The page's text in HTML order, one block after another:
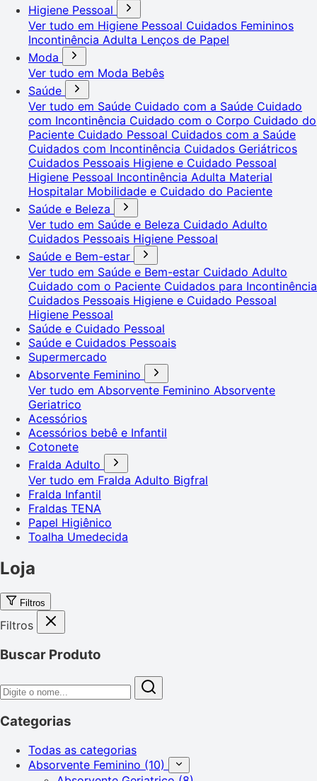
Higiene Pessoal
Ver tudo em Higiene Pessoal Cuidados Femininos
Incontinência Adulta Lenços de Papel
Moda
Ver tudo em Moda Bebês
Saúde
Ver tudo em Saúde Cuidado com a Saúde Cuidado
com Incontinência Cuidado com o Corpo Cuidado do
Paciente Cuidado Pessoal Cuidados com a Saúde
Cuidados com Incontinência Cuidados Geriátricos
Cuidados Pessoais Higiene e Cuidado Pessoal
Higiene Pessoal Incontinência Adulta Material
Hospitalar Mobilidade e Cuidado do Paciente
Saúde e Beleza
Ver tudo em Saúde e Beleza Cuidado Adulto
Cuidados Pessoais Higiene Pessoal
Saúde e Bem-estar
Ver tudo em Saúde e Bem-estar Cuidado Adulto
Cuidado com o Paciente Cuidados para Incontinência
Cuidados Pessoais Higiene e Cuidado Pessoal
Higiene Pessoal
Saúde e Cuidado Pessoal
Saúde e Cuidados Pessoais
Supermercado
Absorvente Feminino
Ver tudo em Absorvente Feminino Absorvente
Geriatrico
Acessórios
Acessórios bebê e Infantil
Cotonete
Fralda Adulto
Ver tudo em Fralda Adulto Bigfral
Fralda Infantil
Fraldas TENA
Papel Higiênico
Toalha Umedecida
Loja
Filtros
Filtros
Buscar Produto
Categorias
Todas as categorias
Absorvente Feminino (10)